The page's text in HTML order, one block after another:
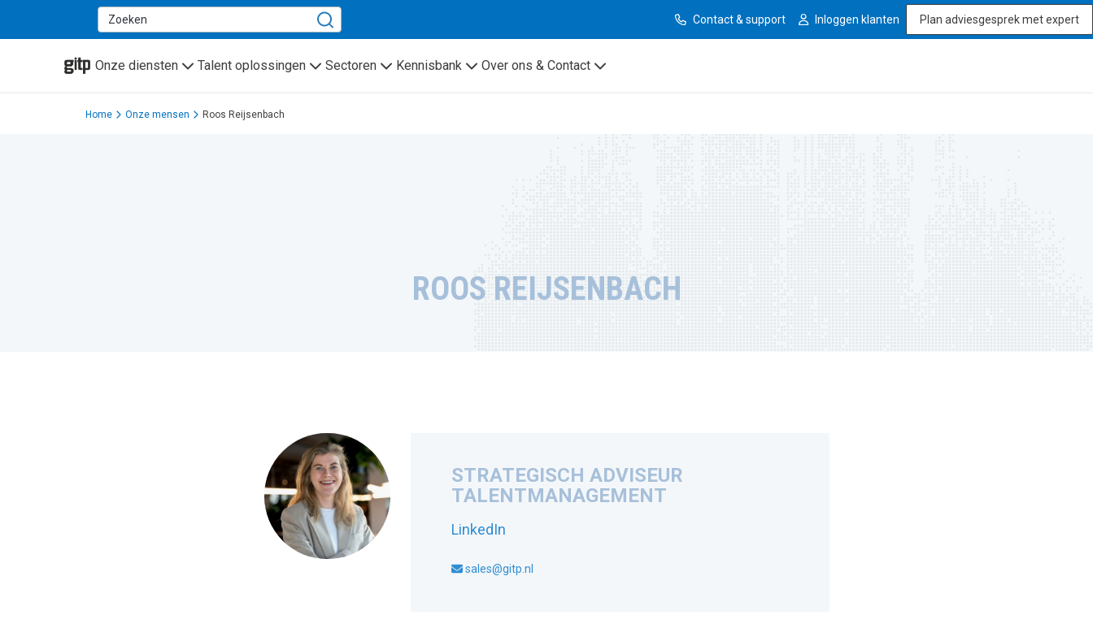
Contact & support Inloggen klanten Plan adviesgesprek met expert
GITP Onze diensten Talent oplossingen Sectoren Kennisbank Over ons & Contact
Home Onze mensen Roos Reijsenbach
ROOS REIJSENBACH
STRATEGISCH ADVISEUR
TALENTMANAGEMENT
LinkedIn
sales@gitp.nl